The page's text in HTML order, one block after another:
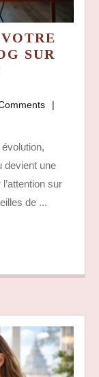
SUR
devient une
sur
de ...